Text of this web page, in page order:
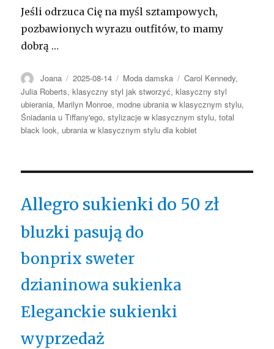
Jeśli odrzuca Cię na myśl sztampowych,
pozbawionych wyrazu outfitów, to mamy
dobrą …
Autor
Joana Opublikowano
2025-08-14 Kategorie
Moda damska Tagi
Carol Kennedy,
Julia Roberts,klasyczny styl jak stworzyć,klasyczny styl
ubierania, Marilyn Monroe, modne ubrania w klasycznym stylu,
Śniadania u Tiffany'ego,stylizacje w klasycznym stylu,total
black look, ubrania w klasycznym stylu dla kobiet
Allegro sukienki do 50 zł
bluzki pasują do
bonprix sweter
dzianinowa sukienka
Eleganckie sukienki
wyprzedaż